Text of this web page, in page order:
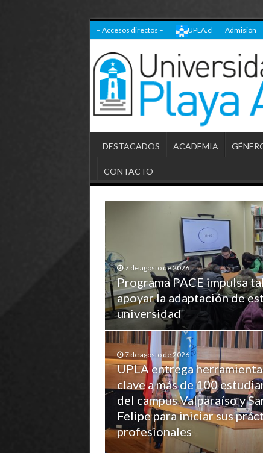
– Accesos directos – UPLA.cl Admisión
DESTACADOS ACADEMIA
CONTACTO
7 de agosto de 2026
Programa PACE impulsa
apoyar la adaptación de
universidad
7 de agosto de 2026
UPLA entrega
clave a más de 100
del campus Valparaíso y
Felipe para iniciar sus
profesionales